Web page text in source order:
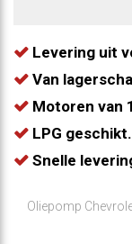
Levering uit
Van
Motoren van
LPG geschikt.
Snelle
Oliepomp